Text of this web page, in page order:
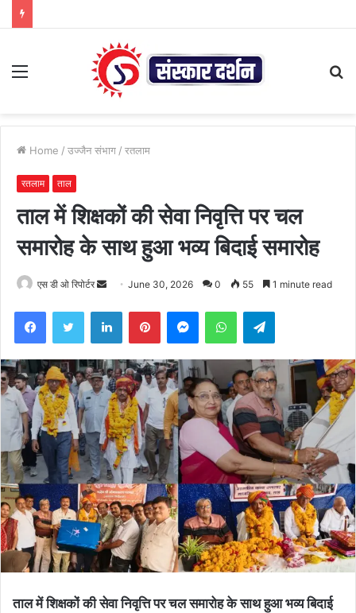
Menu
Home / उज्जैन संभाग / रतलाम
रतलाम ताल
ताल में शिक्षकों की सेवा निवृत्ति पर चल
समारोह के साथ हुआ भव्य बिदाई समारोह
एस डी ओ रिपोर्टर
Send June 30, 2026 0 55 1 minute read
FacebookTwitter LinkedInPinterestMessengerWhatsAppTelegram
ताल में शिक्षकों की सेवा निवृत्ति पर चल समारोह के साथ हुआ भव्य बिदाई